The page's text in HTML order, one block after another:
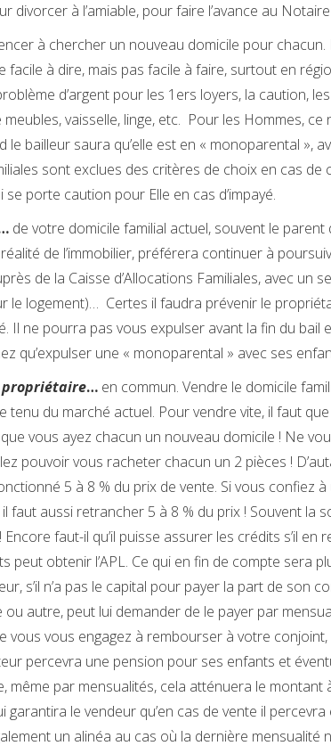
divorcer à l’amiable, pour faire l’avance au Notaire
à chercher un nouveau domicile pour
facile à dire, mais pas facile à faire, surtout en
d’argent pour les 1ers loyers, la caution,
vaisselle, linge, etc. Pour les Hommes, ce
le bailleur saura qu’elle est en « monoparental »,
sont exclues des critères de choix en cas de
se porte caution pour Elle en cas d’impayé.
de votre domicile familial actuel, souvent le
de l’immobilier, préférera continuer à
de la Caisse d’Allocations Familiales, avec un
le logement)… Certes il faudra prévenir le
Il ne pourra pas vous expulser avant la fin du bail
qu’expulser une « monoparental » avec ses
propriétaire… en commun. Vendre le domicile
tenu du marché actuel. Pour vendre vite, il faut
vous ayez chacun un nouveau domicile ! Ne
pouvoir vous racheter chacun un 2 pièces !
5 à 8 % du prix de vente. Si vous confiez
faut aussi retrancher 5 à 8 % du prix ! Souvent la
faut-il qu’il puisse assurer les crédits s’il en
peut obtenir l’APL. Ce qui en fin de compte sera
s’il n’a pas le capital pour payer la part de son
autre, peut lui demander de le payer par
vous vous engagez à rembourser à votre
percevra une pension pour ses enfants et
même par mensualités, cela atténuera le montant
garantira le vendeur qu’en cas de vente il
un alinéa au cas où la dernière mensualité